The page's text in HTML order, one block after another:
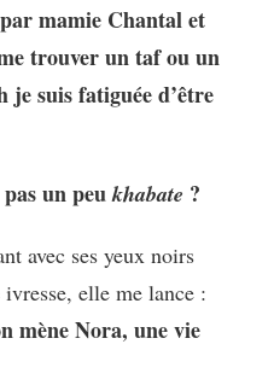
mamie Chantal et
trouver un taf ou un
je suis fatiguée d’être
un peukhabate ?
avec ses yeux noirs
elle me lance :
mène Nora, une vie